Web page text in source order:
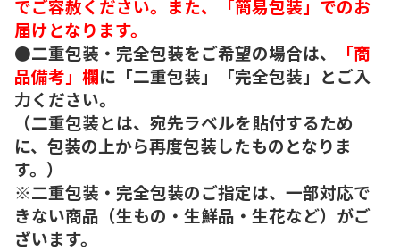
でご容赦ください。また、「簡易包装」でのお
届けとなります。
●二重包装・完全包装をご希望の場合は、
「商
品備考」欄に「二重包装」「完全包装」とご入
力ください。
（二重包装とは、宛先ラベルを貼付するため
に、包装の上から再度包装したものとなりま
す。）
※二重包装・完全包装のご指定は、一部対応で
きない商品（生もの・生鮮品・生花など）がご
ざいます。